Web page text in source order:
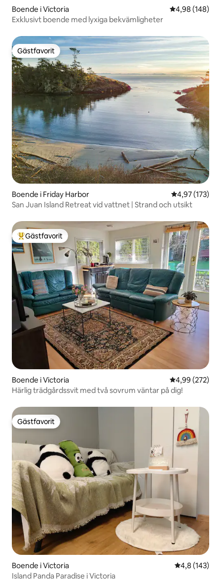
Boende i Victoria 4,98 av 5 i
4,98 (148)
Exklusivt boende med lyxiga bekvämligheter
Gästfavorit
Gästfavorit
Boende i Friday Harbor 4,97 av 5 i
4,97 (173)
San Juan Island Retreat vid vattnet | Strand och utsikt
Populär gästfavorit
Gästfavorit
Boende i Victoria 4,99 av 5 i
4,99 (272)
Härlig trädgårdssvit med två sovrum väntar på dig!
Gästfavorit
Gästfavorit
Boende i Victoria 4,8 av 5 i
4,8 (143)
Island Panda Paradise i Victoria